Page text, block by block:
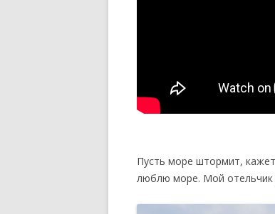
Пусть море штормит,
люблю море. Мой отельчик